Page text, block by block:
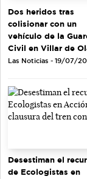
Dos heridos tras
colisionar con un
vehículo de la
Civil en Villar de
Las Noticias - 19/07/
Desestiman el
de Ecologistas en